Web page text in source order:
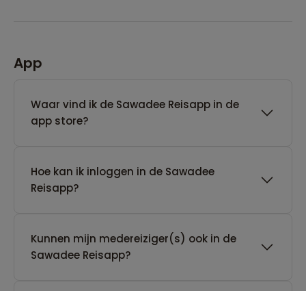
App
Waar vind ik de Sawadee Reisapp in de
app store?
Hoe kan ik inloggen in de Sawadee
Reisapp?
Kunnen mijn medereiziger(s) ook in de
Sawadee Reisapp?